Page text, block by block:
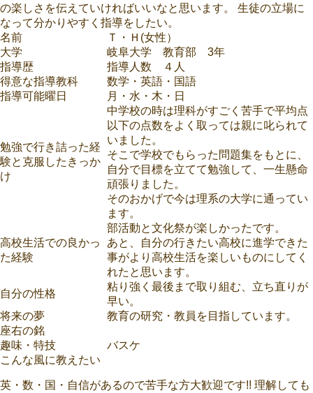
の楽しさを伝えていければいいなと思います。 生徒の立場に
なって分かりやすく指導をしたい。
名前
Ｔ・Ｈ(女性）
大学
岐阜大学 教育部 3年
指導歴
指導人数 ４人
得意な指導教科
数学・英語・国語
指導可能曜日
月・水・木・日
勉強で行き詰った経
験と克服したきっか
け
中学校の時は理科がすごく苦手で平均点
以下の点数をよく取っては親に叱られて
いました。
そこで学校でもらった問題集をもとに、
自分で目標を立てて勉強して、一生懸命
頑張りました。
そのおかげで今は理系の大学に通ってい
ます。
高校生活での良かっ
た経験
部活動と文化祭が楽しかったです。
あと、自分の行きたい高校に進学できた
事がより高校生活を楽しいものにしてく
れたと思います。
自分の性格
粘り強く最後まで取り組む、立ち直りが
早い。
将来の夢
教育の研究・教員を目指しています。
座右の銘
趣味・特技
バスケ
こんな風に教えたい
英・数・国・自信があるので苦手な方大歓迎です!! 理解しても